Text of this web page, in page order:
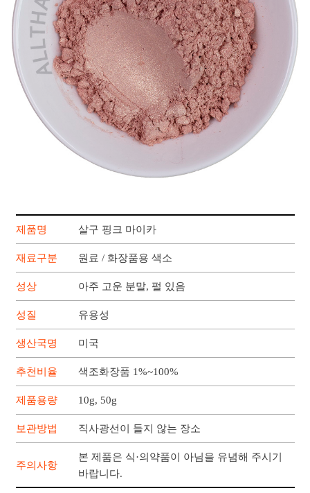
제품명 살구 핑크 마이카
재료구분 원료 / 화장품용 색소
성상 아주 고운 분말, 펄 있음
성질 유용성
생산국명 미국
추천비율 색조화장품 1%~100%
제품용량 10g, 50g
보관방법 직사광선이 들지 않는 장소
주의사항
본 제품은 식·의약품이 아님을 유념해 주시기
바랍니다.